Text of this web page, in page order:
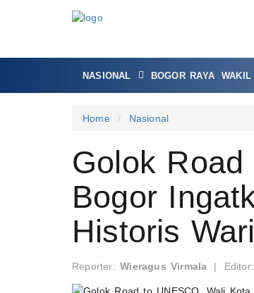
NASIONAL BOGOR RAYA WAKIL
Home Nasional
Golok
Bogor
Historis
Reporter:Wieragus Virmala |